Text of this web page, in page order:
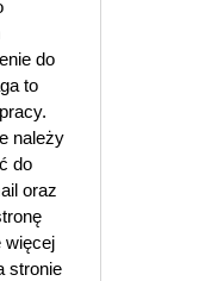
do
to
należy
do
oraz
więcej
stronie